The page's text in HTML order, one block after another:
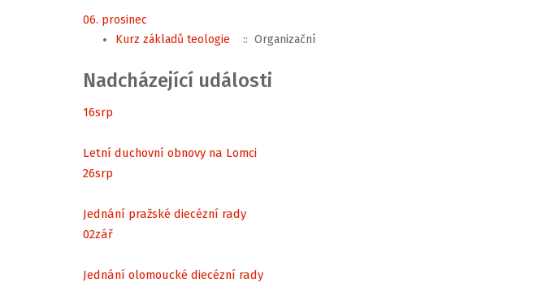
06. prosinec
Kurz základů teologie
:: Organizační
Nadcházející události
16srp
Letní duchovní obnovy na Lomci
26srp
Jednání pražské diecézní rady
02zář
Jednání olomoucké diecézní rady